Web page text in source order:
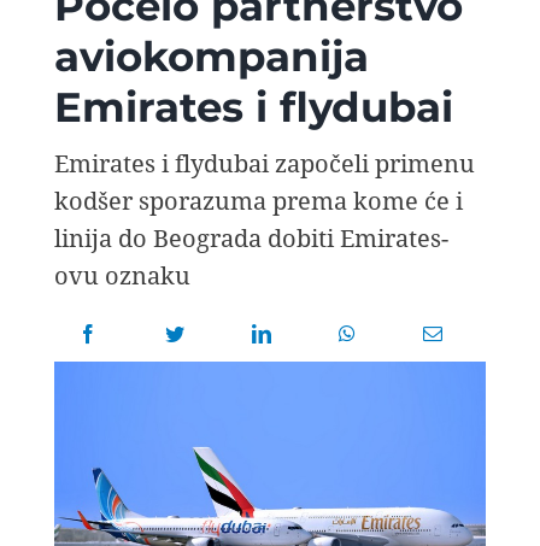
AVIOPEDIA
SPECIJAL
FOTO PRIČA
AGENT
aviokompanija
Emirates i flydubai
Emirates i flydubai započeli primenu
kodšer sporazuma prema kome će i
linija do Beograda dobiti Emirates-
ovu oznaku